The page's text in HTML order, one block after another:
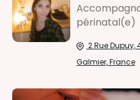
périnatal(e)
2 Rue Dupuy,
Galmier, France